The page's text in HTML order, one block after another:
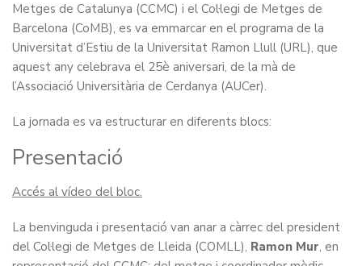
Metges de Catalunya (CCMC) i el Col·legi de Metges de
Barcelona (CoMB), es va emmarcar en el programa de la
Universitat d’Estiu de la Universitat Ramon Llull (URL), que
aquest any celebrava el 25è aniversari, de la mà de
l’Associació Universitària de Cerdanya (AUCer).
La jornada es va estructurar en diferents blocs:
Presentació
Accés al vídeo del bloc.
La benvinguda i presentació van anar a càrrec del president
del Col·legi de Metges de Lleida (COMLL), Ramon Mur, en